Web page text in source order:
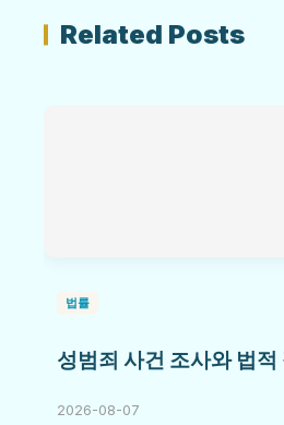
Related Posts
법률
성범죄 사건 조사와 법적
2026-08-07